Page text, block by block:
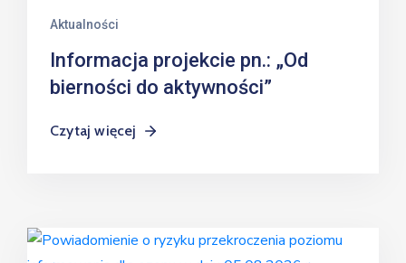
Aktualności
Informacja projekcie pn.: „Od
bierności do aktywności”
Czytaj więcej